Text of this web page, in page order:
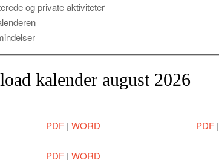
og private aktiviteter
kalender august 2026
PDF| WORD PDF|
PDF| WORD